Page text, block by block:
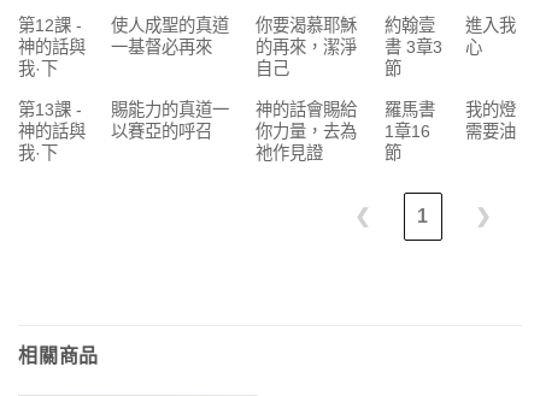
第12課 -
神的話與
我·下
使人成聖的真道
一基督必再來
你要渴慕耶穌
的再來，潔淨
自己
約翰壹
書 3章3
節
進入我
心
第13課 -
神的話與
我·下
賜能力的真道一
以賽亞的呼召
神的話會賜給
你力量，去為
祂作見證
羅馬書
1章16
節
我的燈
需要油
❮ 1 ❯
相關商品